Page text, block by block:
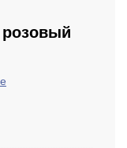
розовый